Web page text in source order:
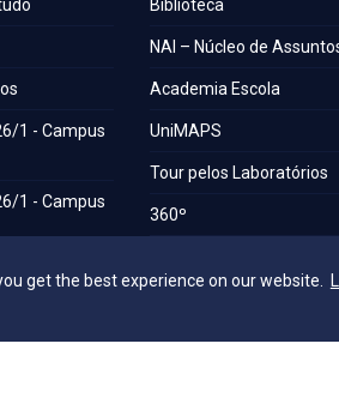
get the best experience on our website.
1 - Campus
1 - Campus
1 - Campus
1 - Campus
Biblioteca
NAI – Núcleo de
Academia Escola
UniMAPS
Tour pelos Laboratórios
360º
Comissão Técnica de